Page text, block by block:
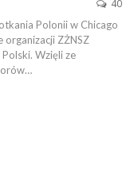
40
Polonii w Chicago
organizacji ZŻNSZ
Wzięli ze